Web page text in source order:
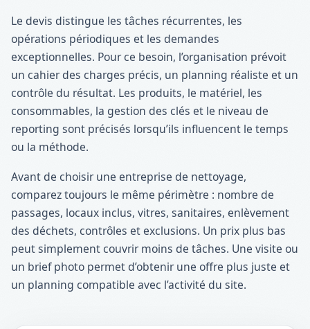
Le devis distingue les tâches récurrentes, les
opérations périodiques et les demandes
exceptionnelles. Pour ce besoin, l’organisation prévoit
un cahier des charges précis, un planning réaliste et un
contrôle du résultat. Les produits, le matériel, les
consommables, la gestion des clés et le niveau de
reporting sont précisés lorsqu’ils influencent le temps
ou la méthode.
Avant de choisir une entreprise de nettoyage,
comparez toujours le même périmètre : nombre de
passages, locaux inclus, vitres, sanitaires, enlèvement
des déchets, contrôles et exclusions. Un prix plus bas
peut simplement couvrir moins de tâches. Une visite ou
un brief photo permet d’obtenir une offre plus juste et
un planning compatible avec l’activité du site.